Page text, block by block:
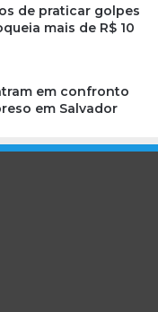
de praticar golpes
mais de R$ 10
em confronto
em Salvador